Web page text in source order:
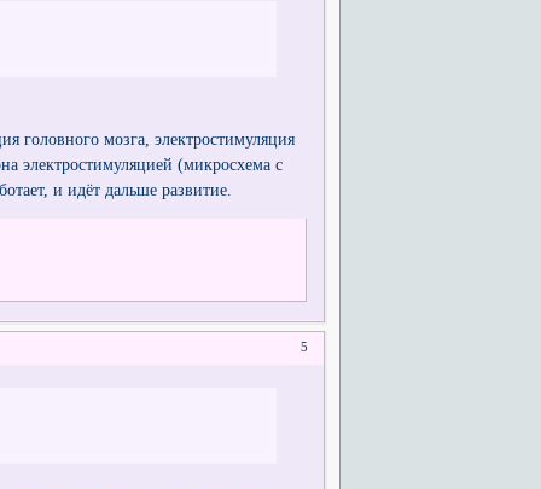
головного мозга, электростимуляция
электростимуляцией (микросхема с
и идёт дальше развитие.
5